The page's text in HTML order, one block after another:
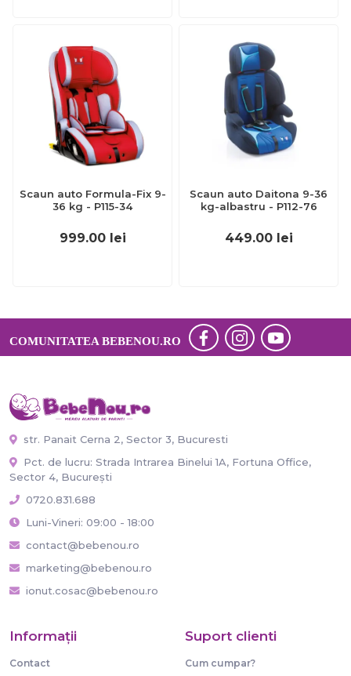
Scaun auto Formula-Fix 9-
36 kg - P115-34
999.00 lei
Scaun auto Daitona 9-36
kg-albastru - P112-76
449.00 lei
COMUNITATEA BEBENOU.RO
str. Panait Cerna 2, Sector 3, Bucuresti
Pct. de lucru: Strada Intrarea Binelui 1A, Fortuna Office,
Sector 4, București
0720.831.688
Luni-Vineri: 09:00 - 18:00
contact@bebenou.ro
marketing@bebenou.ro
ionut.cosac@bebenou.ro
Informaţii
Contact
Suport clienti
Cum cumpar?